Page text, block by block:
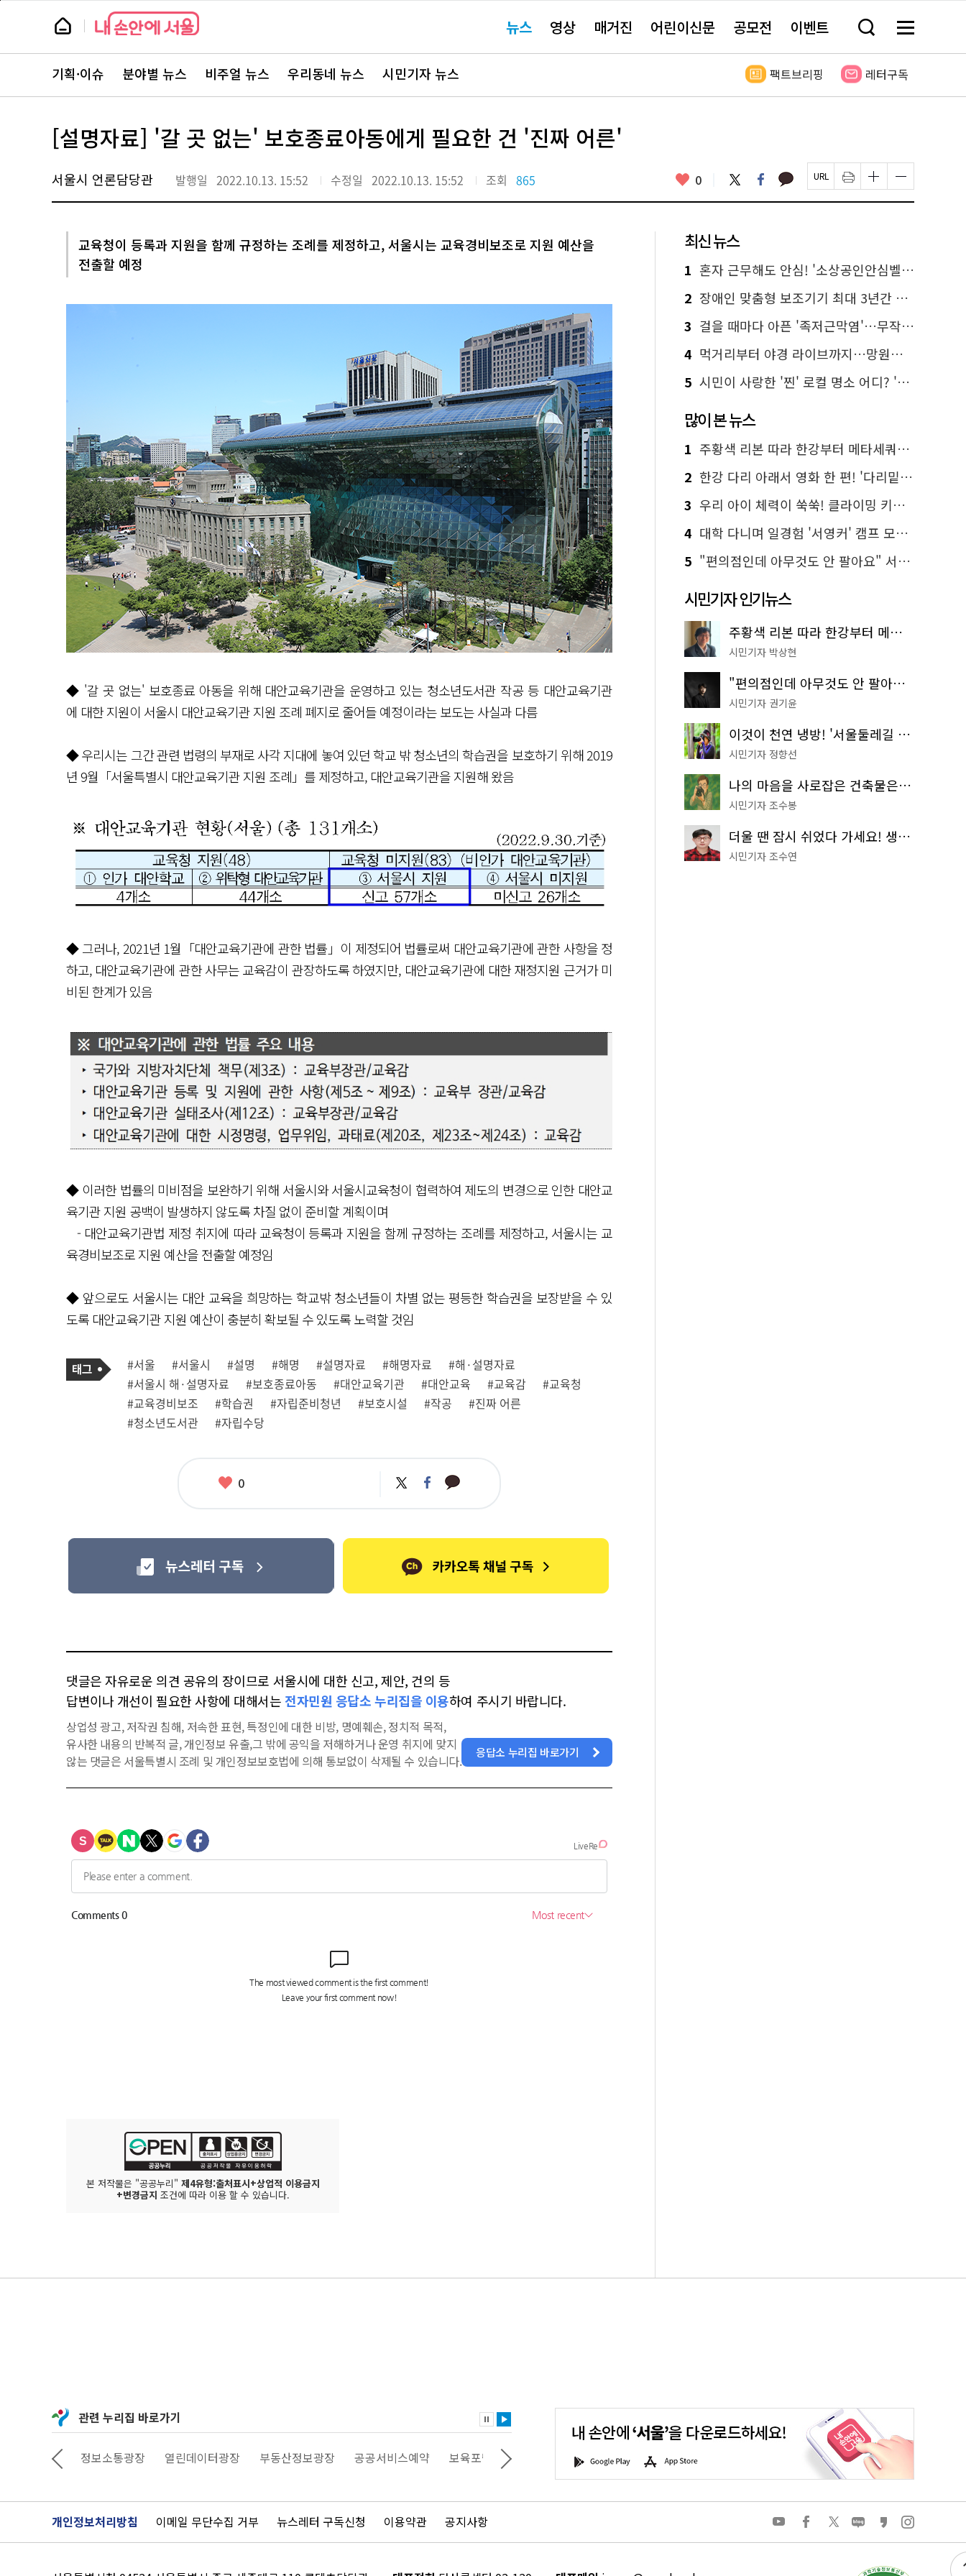
본
뉴
스 요뉴스 영상 매거진 어린이신문 공모전 이벤트 검
창
기
메
전
보
뉴
스
주
서
바
로
기획·이슈 분야별 뉴스 비주얼 뉴스 우리동네 뉴스 시민기자 뉴스 팩트브리핑 레터구독
[설명자료] '갈 곳 없는' 보호종료아동에게 필요한 건 '진짜 어른'
서울시 언론담당관 발행일 2022.10.13. 15:52 수정일 2022.10.13. 15:52 조회 865 좋
요
0 트
위
터
페
이
스
카
카 페
이
지
인
쇄
하
글
자
크
하
기
글
자
크
하
기
교육청이 등록과 지원을 함께 규정하는 조례를 제정하고, 서울시는 교육경비보조로 지원 예산을
전출할 예정
◆ '갈 곳 없는' 보호종료 아동을 위해 대안교육기관을 운영하고 있는 청소년도서관 작공 등 대안교육기관
에 대한 지원이 서울시 대안교육기관 지원 조례 폐지로 줄어들 예정이라는 보도는 사실과 다름
◆ 우리시는 그간 관련 법령의 부재로 사각 지대에 놓여 있던 학교 밖 청소년의 학습권을 보호하기 위해 2019
년 9월「서울특별시 대안교육기관 지원 조례」를 제정하고, 대안교육기관을 지원해 왔음
◆ 그러나, 2021년 1월「대안교육기관에 관한 법률」이 제정되어 법률로써 대안교육기관에 관한 사항을 정
하고, 대안교육기관에 관한 사무는 교육감이 관장하도록 하였지만, 대안교육기관에 대한 재정지원 근거가 미
비된 한계가 있음
◆ 이러한 법률의 미비점을 보완하기 위해 서울시와 서울시교육청이 협력하여 제도의 변경으로 인한 대안교
육기관 지원 공백이 발생하지 않도록 차질 없이 준비할 계획이며
- 대안교육기관법 제정 취지에 따라 교육청이 등록과 지원을 함께 규정하는 조례를 제정하고, 서울시는 교
육경비보조로 지원 예산을 전출할 예정임
◆ 앞으로도 서울시는 대안 교육을 희망하는 학교밖 청소년들이 차별 없는 평등한 학습권을 보장받을 수 있
도록 대안교육기관 지원 예산이 충분히 확보될 수 있도록 노력할 것임
사
관
련
태
그
태
그
#서울 #서울시 #설명 #해명 #설명자료 #해명자료
#해·설명자료
#서울시 해·설명자료
#보호종료아동 #대안교육기관 #대안교육 #교육감
#교육청
#교육경비보조
#학습권 #자립준비청년 #보호시설 #작공
#진짜 어른
#청소년도서관
#자립수당
좋
0 트
위
페
이
카
카
댓글은 자유로운 의견 공유의 장이므로 서울시에 대한 신고, 제안, 건의 등
답변이나 개선이 필요한 사항에 대해서는 전자민원 응답소 누리집을 이용하여 주시기 바랍니다.
상업성 광고, 저작권 침해, 저속한 표현, 특정인에 대한 비방, 명예훼손, 정치적 목적,
유사한 내용의 반복적 글, 개인정보 유출,그 밖에 공익을 저해하거나 운영 취지에 맞지
않는 댓글은 서울특별시 조례 및 개인정보보호법에 의해 통보없이 삭제될 수 있습니다.
응답소 누리집 바로가기
본 저작물은 "공공누리" 제4유형:출처표시+상업적 이용금지
+변경금지 조건에 따라 이용 할 수 있습니다.
최신 뉴스
1 혼자 근무해도 안심! '소상공인안심벨' 신청하세요
2 장애인 맞춤형 보조기기 최대 3년간 무상 대여…삶의 질 높인다
3 걸을 때마다 아픈 '족저근막염'…무작정 참지 말고 '이것' 해보세요!
4 먹거리부터 야경 라이브까지…망원한강공원 알짜 코스
5 시민이 사랑한 '찐' 로컬 명소 어디? '서울에디션25' 추천 코스
많이 본 뉴스
1 주황색 리본 따라 한강부터 메타세쿼이아 숲길까지…서울둘레길 15코스
2 한강 다리 아래서 영화 한 편! '다리밑 영화관' 무료 상영
3 우리 아이 체력이 쑥쑥! 클라이밍 키즈카페·어린이 체력장
4 대학 다니며 일경험 '서영커' 캠프 모집…전액 무료
5 "편의점인데 아무것도 안 팔아요" 서울에서 가장 특별한 편의점의 정체
시민기자 인기뉴스
주황색 리본 따라 한강부터 메타세쿼이아 숲길까지…서울둘레길 15코스
시민기자 박상현
"편의점인데 아무것도 안 팔아요" 서울에서 가장 특별한 편의점의 정체
시민기자 권기윤
이것이 천연 냉방! '서울둘레길 9코스'로 숲속 피서 떠나볼까
시민기자 정향선
나의 마음을 사로잡은 건축물은? '서울시 건축상' 수상작 공개!
시민기자 조수봉
더울 땐 잠시 쉬었다 가세요! 생수 냉장고부터 해피소·무더위쉼터까지
시민기자 조수연
관련 누리집 바로가기
상대로 서울 정보소통광장 열린데이터광장 부동산정보광장 공공서비스예약 보육포털 문화포털 평생학습포털 대기환경정보 에코마일리지
내
울'을
다
로
요!
G
o
o
l
a
A
p
p
t
개인정보처리방침 이메일 무단수집 거부 뉴스레터 구독신청 이용약관 공지사항 유
브
페
이
스
트
위
터
네
이
버
카
카
오
토
인
스
타
페